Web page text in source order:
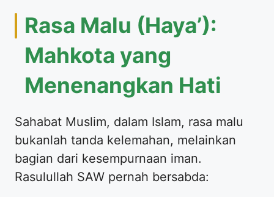
​Rasa Malu (Haya’):
Mahkota yang
Menenangkan Hati
​Sahabat Muslim, dalam Islam, rasa malu
bukanlah tanda kelemahan, melainkan
bagian dari kesempurnaan iman.
Rasulullah SAW pernah bersabda: